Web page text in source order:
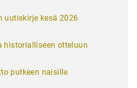
uutiskirje kesä 2026
historialliseen otteluun
putkeen naisille